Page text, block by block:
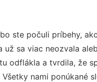
ste počuli príbehy,
už sa viac neozvala
odflákla a tvrdila, že
nami ponúkané